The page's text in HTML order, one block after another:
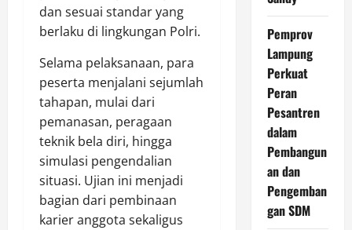
dan sesuai standar yang
berlaku di lingkungan Polri.
Selama pelaksanaan, para
peserta menjalani sejumlah
tahapan, mulai dari
pemanasan, peragaan
teknik bela diri, hingga
simulasi pengendalian
situasi. Ujian ini menjadi
bagian dari pembinaan
karier anggota sekaligus
Pemprov
Lampung
Perkuat
Peran
Pesantren
dalam
Pembangun
an dan
Pengemban
gan SDM